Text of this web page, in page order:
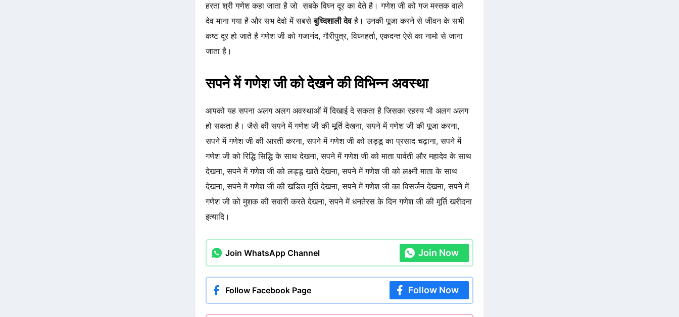
हरता श्री गणेश कहा जाता है जो सबके विघ्न दूर का देते है। गणेश जी को गज मस्तक वाले
देव माना गया है और सभ देवो में सबसेबुध्दिशाली देवहै। उनकी पूजा करने से जीवन के सभी
कष्ट दूर हो जाते है गणेश जी को गजानंद, गौरीपुत्र, विघ्नहर्ता, एकदन्त ऐसे का नामो से जाना
जाता है।
सपने में गणेश जी को देखने की विभिन्न अवस्था
आपको यह सपना अलग अलग अवस्थाओं में दिखाई दे सकता है जिसका रहस्य भी अलग अलग
हो सकता है। जैसे की सपने में गणेश जी की मूर्ति देखना, सपने में गणेश जी की पूजा करना,
सपने में गणेश जी की आरती करना, सपने में गणेश जी को लड्डू का प्रसाद चढ़ाना, सपने में
गणेश जी को रिद्धि सिद्धि के साथ देखना, सपने में गणेश जी को माता पार्वती और महादेव के साथ
देखना, सपने में गणेश जी को लड्डू खाते देखना, सपने में गणेश जी को लक्ष्मी माता के साथ
देखना, सपने में गणेश जी की खंडित मूर्ति देखना, सपने में गणेश जी का विसर्जन देखना, सपने में
गणेश जी को मुशक की सवारी करते देखना, सपने में धनतेरस के दिन गणेश जी की मूर्ति खरीदना
इत्यादि।
Join WhatsApp Channel Join Now
Follow Facebook Page Follow Now